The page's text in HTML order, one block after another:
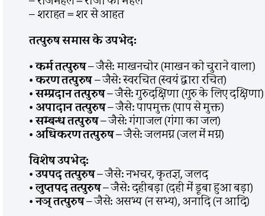
– शराहत = शर से आहत
तत्पुरुष समास के उपभेद:
•कर्म तत्पुरुष– जैसे: माखनचोर (माखन को चुराने वाला)
•करण तत्पुरुष– जैसे: स्वरचित (स्वयं द्वारा रचित)
•सम्प्रदान तत्पुरुष– जैसे: गुरुदक्षिणा (गुरु के लिए दक्षिणा)
•अपादान तत्पुरुष– जैसे: पापमुक्त (पाप से मुक्त)
•सम्बन्ध तत्पुरुष– जैसे: गंगाजल (गंगा का जल)
•अधिकरण तत्पुरुष– जैसे: जलमग्न (जल में मग्न)
विशेष उपभेद:
•उपपद तत्पुरुष– जैसे: नभचर, कृतज्ञ, जलद
•लुप्तपद तत्पुरुष– जैसे: दहीबड़ा (दही में डूबा हुआ बड़ा)
•नञ् तत्पुरुष– जैसे: असभ्य (न सभ्य), अनादि (न आदि)